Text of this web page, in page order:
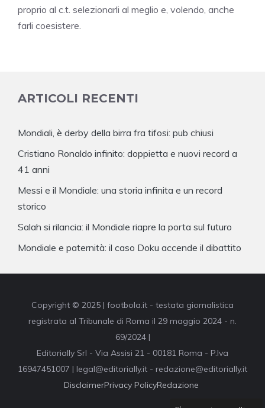
proprio al c.t. selezionarli al meglio e, volendo, anche
farli coesistere.
ARTICOLI RECENTI
Mondiali, è derby della birra fra tifosi: pub chiusi
Cristiano Ronaldo infinito: doppietta e nuovi record a
41 anni
Messi e il Mondiale: una storia infinita e un record
storico
Salah si rilancia: il Mondiale riapre la porta sul futuro
Mondiale e paternità: il caso Doku accende il dibattito
Copyright © 2025 | footbola.it - testata giornalistica
registrata al Tribunale di Roma il 29 maggio 2024 - n.
69/2024 |
Editorially Srl - Via Assisi 21 - 00181 Roma - P.Iva
16947451007 | legal@editorially.it - redazione@editorially.it
DisclaimerPrivacy PolicyRedazione